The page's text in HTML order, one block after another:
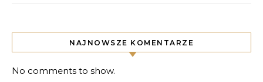
NAJNOWSZE KOMENTARZE
No comments to show.